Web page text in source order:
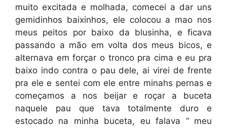
muito excitada e molhada, comecei a dar uns
gemidinhos baixinhos, ele colocou a mao nos
meus peitos por baixo da blusinha, e ficava
passando a mão em volta dos meus bicos, e
alternava em forçar o tronco pra cima e eu pra
baixo indo contra o pau dele, ai virei de frente
pra ele e sentei com ele entre minahs pernas e
começamos a nos beijar e roçar a buceta
naquele pau que tava totalmente duro e
estocado na minha buceta, eu falava “ meu